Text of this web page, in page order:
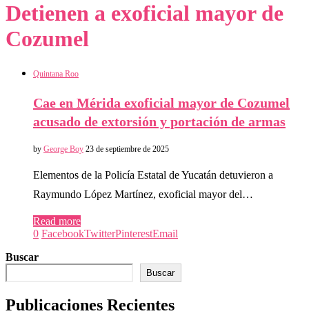
Detienen a exoficial mayor de
Cozumel
Quintana Roo
Cae en Mérida exoficial mayor de Cozumel
acusado de extorsión y portación de armas
by George Boy 23 de septiembre de 2025
Elementos de la Policía Estatal de Yucatán detuvieron a
Raymundo López Martínez, exoficial mayor del…
Read more
0 FacebookTwitterPinterestEmail
Buscar
Buscar
Publicaciones Recientes